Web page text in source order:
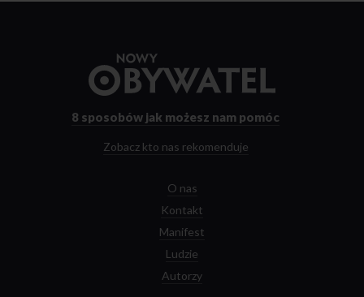
strony
8 sposobów jak możesz nam pomóc
Zobacz kto nas rekomenduje
O nas
Kontakt
Manifest
Ludzie
Autorzy